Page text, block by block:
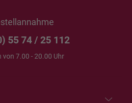
55 74 / 25 112
von 7.00 - 20.00 Uhr